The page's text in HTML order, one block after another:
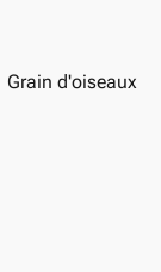
Grain d'oiseaux